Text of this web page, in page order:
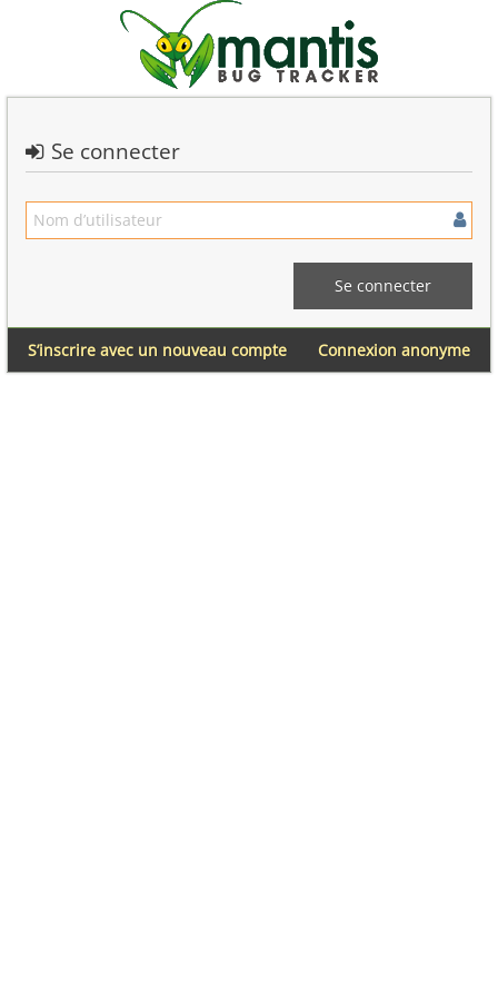
Se connecter
Connexion anonyme
S’inscrire avec un nouveau compte